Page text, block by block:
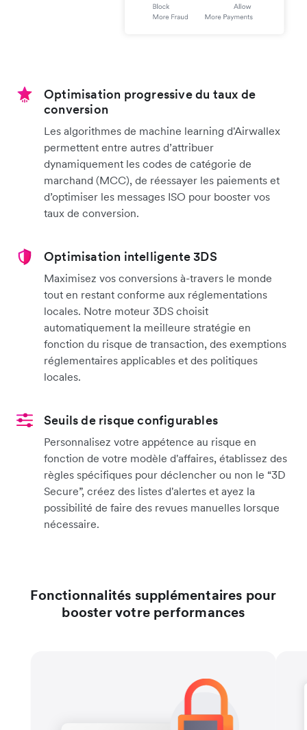
Optimisation progressive du taux de
conversion
Les algorithmes de machine learning d'Airwallex
permettent entre autres d’attribuer
dynamiquement les codes de catégorie de
marchand (MCC), de réessayer les paiements et
d’optimiser les messages ISO pour booster vos
taux de conversion.
Optimisation intelligente 3DS
Maximisez vos conversions à-travers le monde
tout en restant conforme aux réglementations
locales. Notre moteur 3DS choisit
automatiquement la meilleure stratégie en
fonction du risque de transaction, des exemptions
réglementaires applicables et des politiques
locales.
Seuils de risque configurables
Personnalisez votre appétence au risque en
fonction de votre modèle d'affaires, établissez des
règles spécifiques pour déclencher ou non le “3D
Secure”, créez des listes d'alertes et ayez la
possibilité de faire des revues manuelles lorsque
nécessaire.
Fonctionnalités supplémentaires pour
booster votre performances